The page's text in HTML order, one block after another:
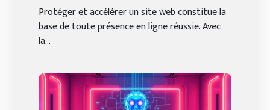
votre site web ?
Protéger et accélérer un site web constitue la
base de toute présence en ligne réussie. Avec
la...